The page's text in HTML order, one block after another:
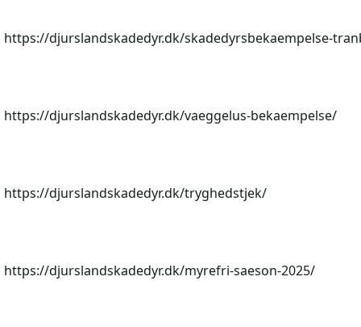
https://djurslandskadedyr.dk/skadedyrsbekaempelse-
https://djurslandskadedyr.dk/vaeggelus-bekaempelse/
https://djurslandskadedyr.dk/tryghedstjek/
https://djurslandskadedyr.dk/myrefri-saeson-2025/